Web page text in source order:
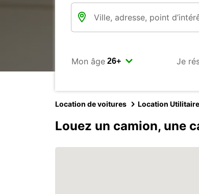
Mon âge Je
Location de voitures Location
Louez un camion, une